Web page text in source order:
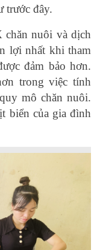
trước đây.
chăn nuôi và dịch
lợi nhất khi tham
đảm bảo hơn.
trong việc tính
mô chăn nuôi.
biển của gia đình